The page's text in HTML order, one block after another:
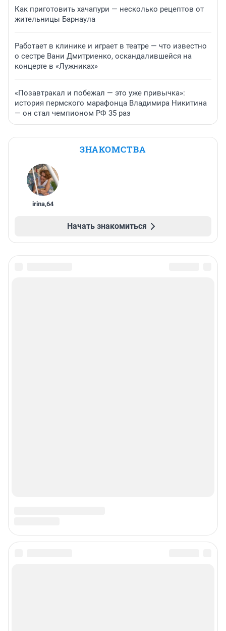
Как приготовить хачапури — несколько рецептов от
жительницы Барнаула
Работает в клинике и играет в театре — что известно
о сестре Вани Дмитриенко, оскандалившейся на
концерте в «Лужниках»
«Позавтракал и побежал — это уже привычка»:
история пермского марафонца Владимира Никитина
— он стал чемпионом РФ 35 раз
ЗНАКОМСТВА
irina,64
Начать знакомиться